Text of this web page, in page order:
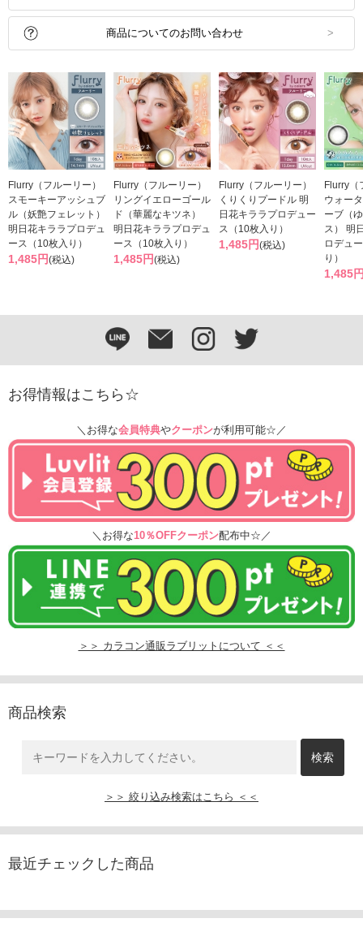
商品についてのお問い合わせ
Flurry（フルーリー）
スモーキーアッシュブ
ル（妖艶フェレット）
明日花キララプロデュ
ース（10枚入り）
1,485円(税込)
Flurry（フルーリー）
リングイエローゴール
ド（華麗なキツネ）
明日花キララプロデュ
ース（10枚入り）
1,485円(税込)
Flurry（フルーリー）
くりくりプードル 明
日花キララプロデュー
ス（10枚入り）
1,485円(税込)
Flurry（
ウォー
ーブ（
ス） 明
ロデュ
り）
1,485
お得情報はこちら☆
＼お得な会員特典やクーポンが利用可能☆／
＼お得な10％OFFクーポン配布中☆／
＞＞ カラコン通販ラブリットについて ＜＜
商品検索
＞＞ 絞り込み検索はこちら ＜＜
最近チェックした商品